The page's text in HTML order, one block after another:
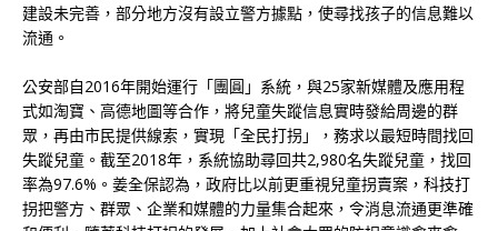
建設未完善，部分地方沒有設立警方據點，使尋找孩子的信息難以
流通。
公安部自2016年開始運行「團圓」系統，與25家新媒體及應用程
式如淘寶、高德地圖等合作，將兒童失蹤信息實時發給周邊的群
眾，再由市民提供線索，實現「全民打拐」，務求以最短時間找回
失蹤兒童。截至2018年，系統協助尋回共2,980名失蹤兒童，找回
率為97.6%。姜全保認為，政府比以前更重視兒童拐賣案，科技打
拐把警方、群眾、企業和媒體的力量集合起來，令消息流通更準確